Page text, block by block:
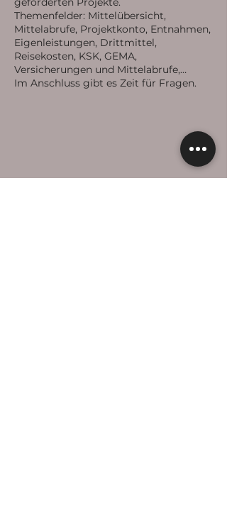
Themenfelder: Mittelübersicht,
Mittelabrufe, Projektkonto, Entnahmen,
Eigenleistungen, Drittmittel,
Reisekosten, KSK, GEMA,
Versicherungen und Mittelabrufe,…
Im Anschluss gibt es Zeit für Fragen.